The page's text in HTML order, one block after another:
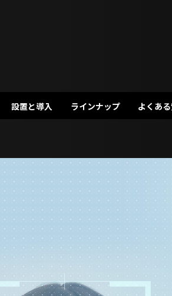
設置と導入 ラインナップ よくあ